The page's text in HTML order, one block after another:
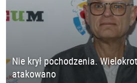
Nie krył pochodzenia.
atakowano